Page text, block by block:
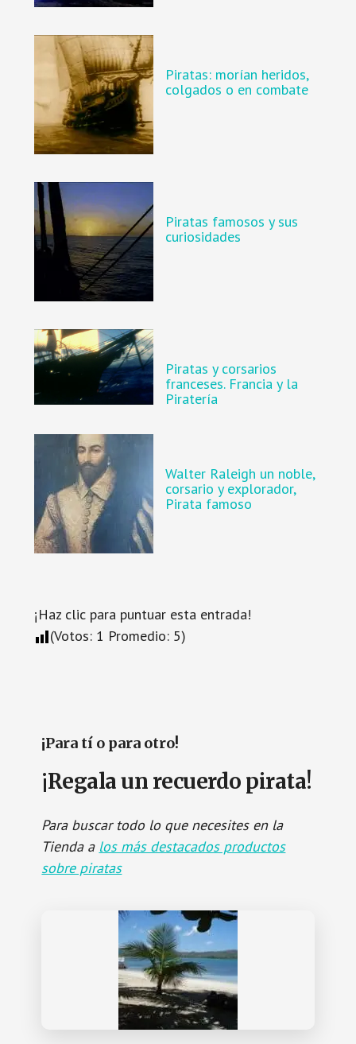
Piratas: morían heridos,
colgados o en combate
Piratas famosos y sus
curiosidades
Piratas y corsarios
franceses. Francia y la
Piratería
Walter Raleigh un noble,
corsario y explorador,
Pirata famoso
¡Haz clic para puntuar esta entrada!
(Votos: 1 Promedio: 5)
¡Para tí o para otro!
¡Regala un recuerdo pirata!
Para buscar todo lo que necesites en la
Tienda a los más destacados productos
sobre piratas